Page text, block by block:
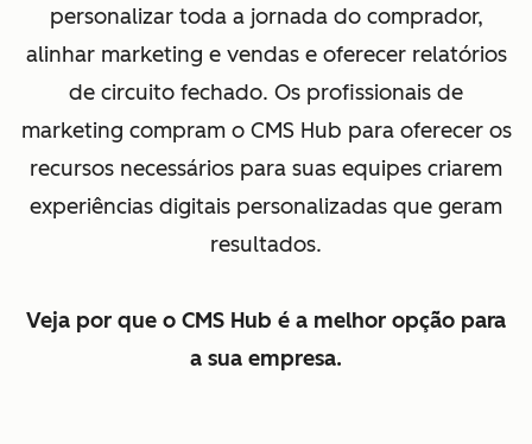
personalizar toda a jornada do comprador,
alinhar marketing e vendas e oferecer relatórios
de circuito fechado. Os profissionais de
marketing compram o CMS Hub para oferecer os
recursos necessários para suas equipes criarem
experiências digitais personalizadas que geram
resultados.
Veja por que o CMS Hub é a melhor opção para
a sua empresa.